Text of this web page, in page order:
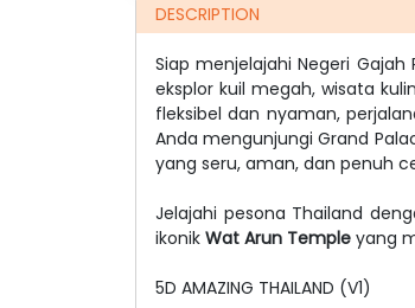
DESCRIPTION
Siap menjelajahi Negeri
eksplor kuil megah, wisata
fleksibel dan nyaman,
Anda mengunjungi Grand
yang seru, aman, dan penuh
Jelajahi pesona Thailand
ikonik Wat Arun Temple yang
5D AMAZING THAILAND (V1)